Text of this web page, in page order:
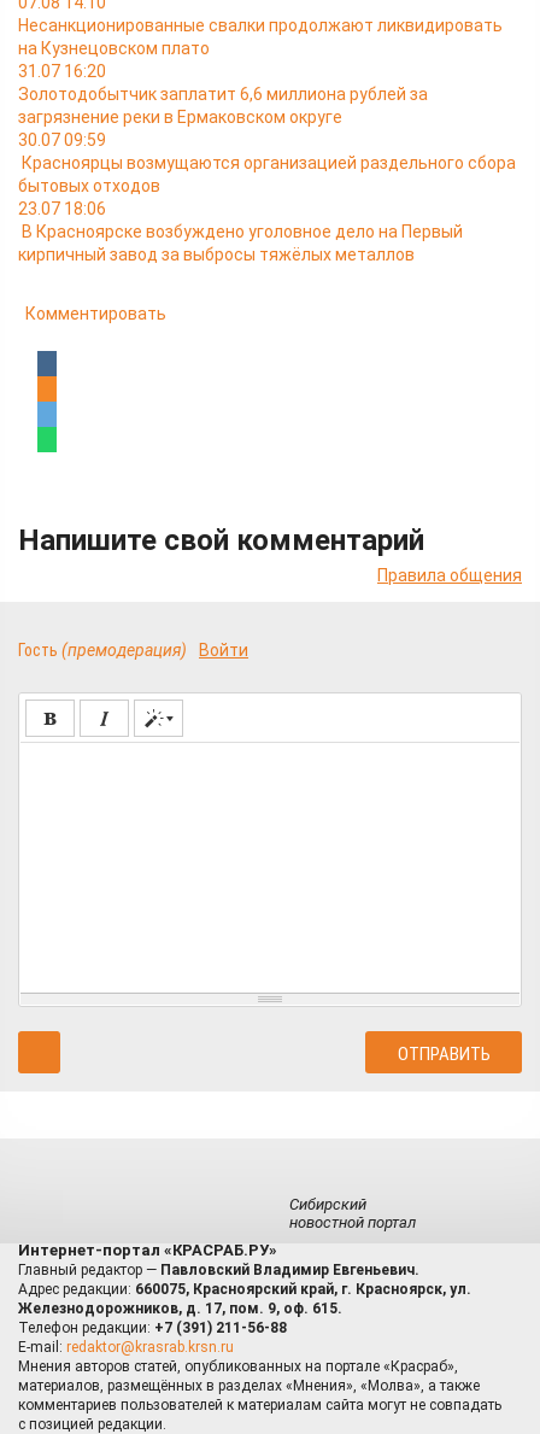
Несанкционированные свалки продолжают ликвидировать
на Кузнецовском плато
31.07 16:20
Золотодобытчик заплатит 6,6 миллиона рублей за
загрязнение реки в Ермаковском округе
30.07 09:59
Красноярцы возмущаются организацией раздельного сбора
бытовых отходов
23.07 18:06
В Красноярске возбуждено уголовное дело на Первый
кирпичный завод за выбросы тяжёлых металлов
Комментировать
Напишите свой комментарий
Правила общения
Гость (премодерация) Войти
Сибирский
новостной портал
Интернет-портал «КРАСРАБ.РУ»
Главный редактор — Павловский Владимир Евгеньевич.
Адрес редакции: 660075, Красноярский край, г. Красноярск, ул.
Железнодорожников, д. 17, пом. 9, оф. 615.
Телефон редакции: +7 (391) 211-56-88
E-mail: redaktor@krasrab.krsn.ru
Мнения авторов статей, опубликованных на портале «Красраб»,
материалов, размещённых в разделах «Мнения», «Молва», а также
комментариев пользователей к материалам сайта могут не совпадать
с позицией редакции.